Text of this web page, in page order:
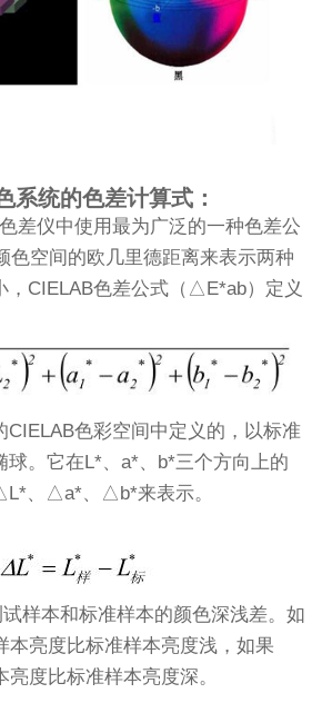
系统的色差计算式：
差仪中使用最为广泛的一种色差公
色空间的欧几里德距离来表示两种
，CIELAB色差公式（△E*ab）定义
CIELAB色彩空间中定义的，以标准
球。它在L*、a*、b*三个方向上的
、△a*、△b*来表示。
样本和标准样本的颜色深浅差。如
亮度比标准样本亮度浅，如果
度比标准样本亮度深。